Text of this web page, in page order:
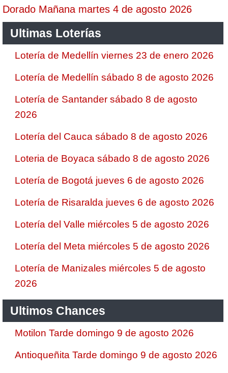
Dorado Mañana martes 4 de agosto 2026
Ultimas Loterías
Lotería de Medellín viernes 23 de enero 2026
Lotería de Medellín sábado 8 de agosto 2026
Lotería de Santander sábado 8 de agosto
2026
Lotería del Cauca sábado 8 de agosto 2026
Loteria de Boyaca sábado 8 de agosto 2026
Lotería de Bogotá jueves 6 de agosto 2026
Lotería de Risaralda jueves 6 de agosto 2026
Lotería del Valle miércoles 5 de agosto 2026
Lotería del Meta miércoles 5 de agosto 2026
Lotería de Manizales miércoles 5 de agosto
2026
Ultimos Chances
Motilon Tarde domingo 9 de agosto 2026
Antioqueñita Tarde domingo 9 de agosto 2026